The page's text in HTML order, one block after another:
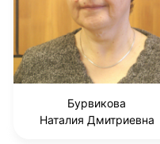
Бурвикова
Наталия Дмитриевна